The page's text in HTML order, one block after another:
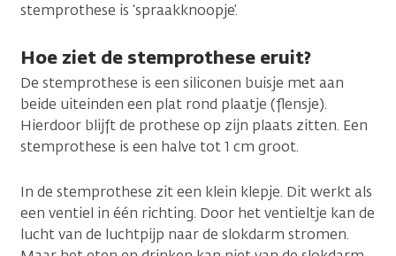
stemprothese is ‘spraakknoopje’.
Hoe ziet de stemprothese eruit?
De stemprothese is een siliconen buisje met aan
beide uiteinden een plat rond plaatje (flensje).
Hierdoor blijft de prothese op zijn plaats zitten. Een
stemprothese is een halve tot 1 cm groot.
In de stemprothese zit een klein klepje. Dit werkt als
een ventiel in één richting. Door het ventieltje kan de
lucht van de luchtpijp naar de slokdarm stromen.